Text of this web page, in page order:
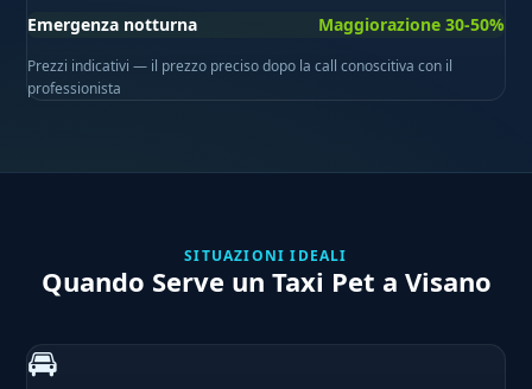
Emergenza notturna
Maggiorazione 30-50%
Prezzi indicativi — il prezzo preciso dopo la call conoscitiva con il
professionista
SITUAZIONI IDEALI
Quando Serve un Taxi Pet a Visano
🚘